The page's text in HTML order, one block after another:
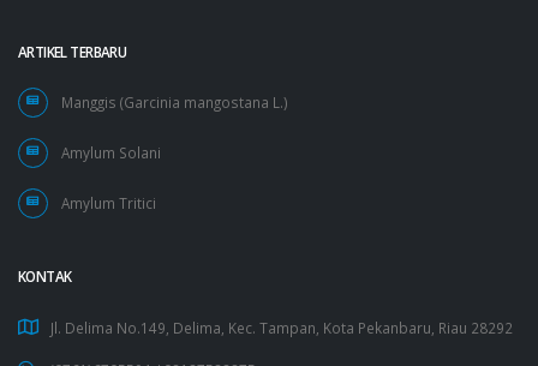
ARTIKEL TERBARU
Manggis (Garcinia mangostana L.)
Amylum Solani
Amylum Tritici
KONTAK
Jl. Delima No.149, Delima, Kec. Tampan, Kota Pekanbaru, Riau 28292